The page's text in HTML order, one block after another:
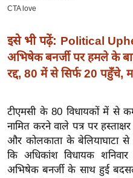
सा
बे
मि
श
ख्सि
य
त
इसे भी पढ़ें: Political
अभिषेक बनर्जी पर हमले के
रद्द, 80 में से सिर्फ 20 पहुँचे,
टीएमसी के 80 विधायकों में से
नामित करने वाले पत्र पर
और कोलकाता के बेलियाघाटा से
कि अधिकांश विधायक शनिवार
अभिषेक बनर्जी के साथ हुई